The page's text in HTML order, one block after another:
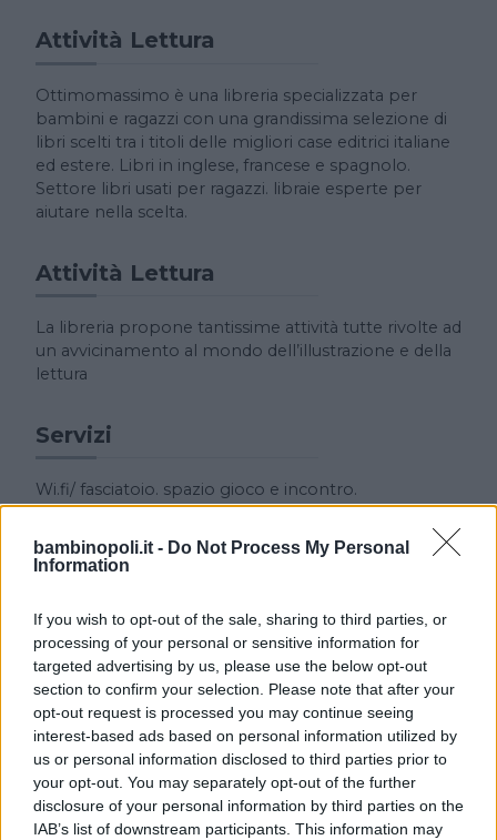
bambinopoli.it - Do Not Process My Personal
Information
If you wish to opt-out of the sale, sharing to third parties, or
processing of your personal or sensitive information for
targeted advertising by us, please use the below opt-out
section to confirm your selection. Please note that after your
opt-out request is processed you may continue seeing
interest-based ads based on personal information utilized by
us or personal information disclosed to third parties prior to
your opt-out. You may separately opt-out of the further
disclosure of your personal information by third parties on the
IAB’s list of downstream participants. This information may
Attività Lettura
Ottimomassimo è una libreria specializzata per
bambini e ragazzi con una grandissima selezione di
libri scelti tra i titoli delle migliori case editrici italiane
ed estere. Libri in inglese, francese e spagnolo.
Settore libri usati per ragazzi. libraie esperte per
aiutare nella scelta.
Attività Lettura
La libreria propone tantissime attività tutte rivolte ad
un avvicinamento al mondo dell’illustrazione e della
lettura
Servizi
Wi.fi/ fasciatoio. spazio gioco e incontro.
incontri per le classi. visite guidate e laboratori a
scuola. Libreria itinerante.
Cerca altre strutture